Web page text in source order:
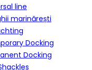
line
marinărești
Docking
Docking